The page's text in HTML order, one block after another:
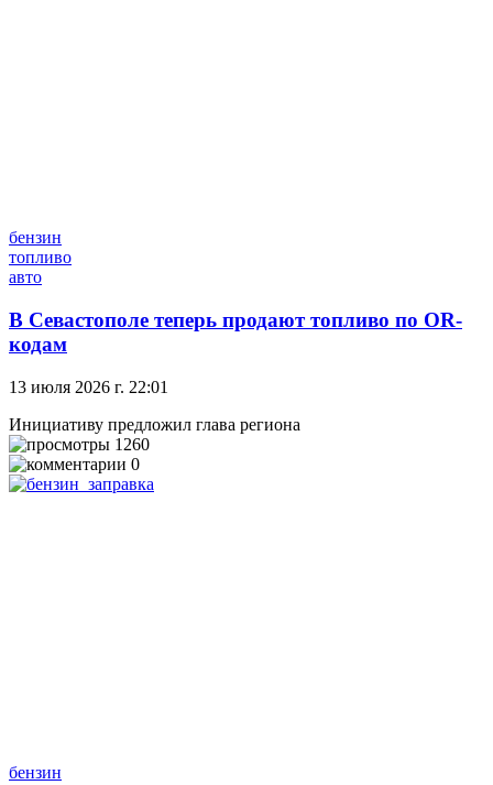
бензин
топливо
авто
В Севастополе теперь продают топливо по OR-
кодам
13 июля 2026 г. 22:01
Инициативу предложил глава региона
1260
0
бензин